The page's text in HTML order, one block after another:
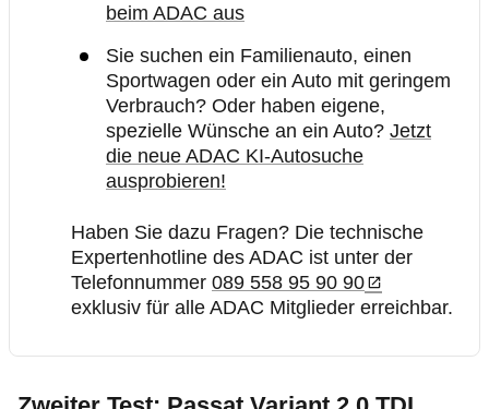
beim ADAC aus
Sie suchen ein Familienauto, einen
Sportwagen oder ein Auto mit geringem
Verbrauch? Oder haben eigene,
spezielle Wünsche an ein Auto? Jetzt
die neue ADAC KI-Autosuche
ausprobieren!
Haben Sie dazu Fragen? Die technische
Expertenhotline des ADAC ist unter der
Telefonnummer 089 558 95 90 90
exklusiv für alle ADAC Mitglieder erreichbar.